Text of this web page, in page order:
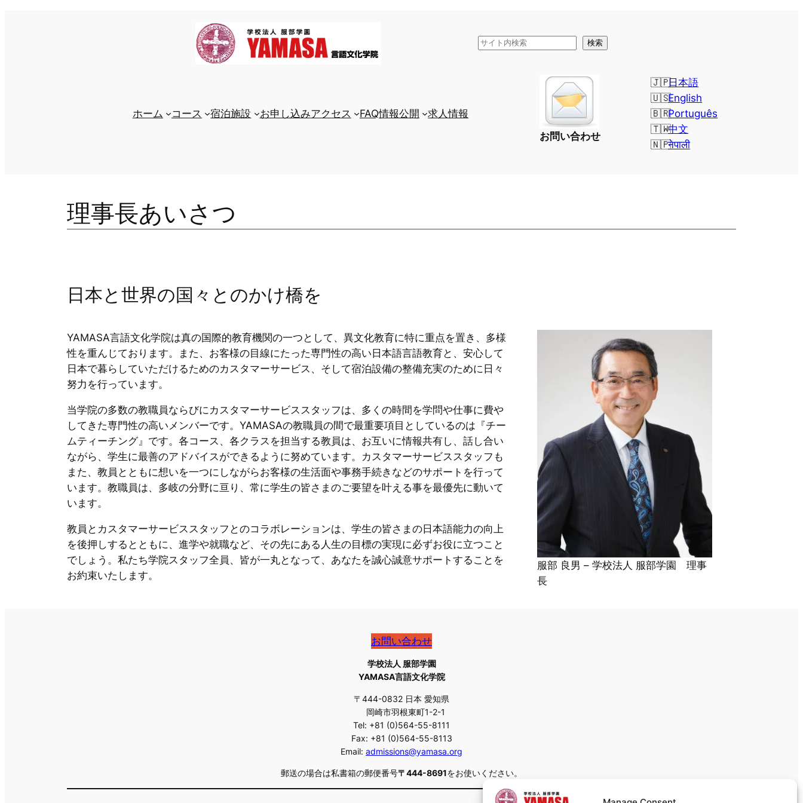
検
検索
ホーム コース 宿泊施設 お申し込みアクセス FAQ情報公開
求人情報
お問い合わせ
English
日本語
नेपाली
Português
中文
理事長あいさつ
日本と世界の国々とのかけ橋を
YAMASA言語文化学院は真の国際的教育機関の一つとして、異文化教育に特に重点を置き、多様
性を重んじております。また、お客様の目線にたった専門性の高い日本語言語教育と、安心して
日本で暮らしていただけるためのカスタマーサービス、そして宿泊設備の整備充実のために日々
努力を行っています。
当学院の多数の教職員ならびにカスタマーサービススタッフは、多くの時間を学問や仕事に費や
してきた専門性の高いメンバーです。YAMASAの教職員の間で最重要項目としているのは『チー
ムティーチング』です。各コース、各クラスを担当する教員は、お互いに情報共有し、話し合い
ながら、学生に最善のアドバイスができるように努めています。カスタマーサービススタッフも
また、教員とともに想いを一つにしながらお客様の生活面や事務手続きなどのサポートを行って
います。教職員は、多岐の分野に亘り、常に学生の皆さまのご要望を叶える事を最優先に動いて
います。
教員とカスタマーサービススタッフとのコラボレーションは、学生の皆さまの日本語能力の向上
を後押しするとともに、進学や就職など、その先にある人生の目標の実現に必ずお役に立つこと
でしょう。私たち学院スタッフ全員、皆が一丸となって、あなたを誠心誠意サポートすることを
お約束いたします。
服部 良男 – 学校法人 服部学園 理事
長
お問い合わせ
学校法人 服部学園
YAMASA言語文化学院
〒444-0832 日本 愛知県
岡崎市羽根東町1-2-1
Tel: +81 (0)564-55-8111
Fax: +81 (0)564-55-8113
Email: admissions@yamasa.org
郵送の場合は私書箱の郵便番号〒444-8691をお使いください。